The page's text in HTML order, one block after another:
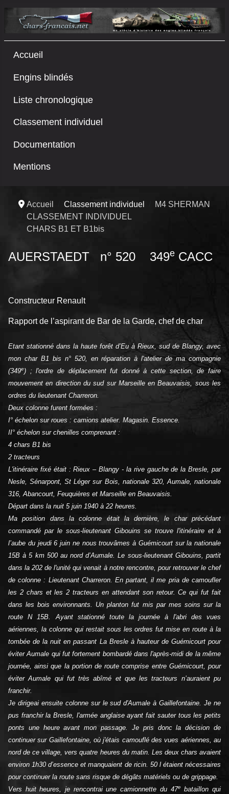
Accueil
Engins blindés
Liste chronologique
Classement individuel
Documentation
Mentions
Accueil Classement individuel
M4 SHERMAN
CLASSEMENT INDIVIDUEL
CHARS B1 ET B1bis
AUERSTAEDT n° 520 349e CACC
Constructeur Renault
Rapport de l’aspirant de Bar de la Garde, chef de char
Etant stationné dans la haute forêt d’Eu à Rieux, sud de Blangy, avec
mon char B1 bis n° 520, en réparation à l'atelier de ma compagnie
(349e) ; l'ordre de déplacement fut donné à cette section, de faire
mouvement en direction du sud sur Marseille en Beauvaisis, sous les
ordres du lieutenant Charreron.
Deux colonne furent formées :
I° échelon sur roues : camions atelier. Magasin. Essence.
II° échelon sur chenilles comprenant :
4 chars B1 bis
2 tracteurs
L'itinéraire fixé était : Rieux – Blangy - la rive gauche de la Bresle, par
Nesle, Sénarpont, St Léger sur Bois, nationale 320, Aumale, nationale
316, Abancourt, Feuquières et Marseille en Beauvaisis.
Départ dans la nuit 5 juin 1940 à 22 heures.
Ma position dans la colonne était la dernière, le char précédant
commandé par le sous-lieutenant Gibouins se trouve l'itinéraire et à
l’aube du jeudi 6 juin ne nous trouvâmes à Guémicourt sur la nationale
15B à 5 km 500 au nord d’Aumale. Le sous-lieutenant Gibouins, partit
dans la 202 de l'unité qui venait à notre rencontre, pour retrouver le chef
de colonne : Lieutenant Charreron. En partant, il me pria de camoufler
les 2 chars et les 2 tracteurs en attendant son retour. Ce qui fut fait
dans les bois environnants. Un planton fut mis par mes soins sur la
route N 15B. Ayant stationné toute la journée à l'abri des vues
aériennes, la colonne qui restait sous les ordres fut mise en route à la
tombée de la nuit en passant La Bresle à hauteur de Guémicourt pour
éviter Aumale qui fut fortement bombardé dans l'après-midi de la même
journée, ainsi que la portion de route comprise entre Guémicourt, pour
éviter Aumale qui fut très abîmé et que les tracteurs n’auraient pu
franchir.
Je dirigeai ensuite colonne sur le sud d'Aumale à Gaillefontaine. Je ne
pus franchir la Bresle, l'armée anglaise ayant fait sauter tous les petits
ponts une heure avant mon passage. Je pris donc la décision de
continuer sur Gaillefontaine, où j'étais camouflé des vues aériennes, au
nord de ce village, vers quatre heures du matin. Les deux chars avaient
environ 1h30 d’essence et manquaient de ricin. 50 l étaient nécessaires
pour continuer la route sans risque de dégâts matériels ou de grippage.
Vers huit heures, je rencontrai une camionnette du 47ebataillon qui